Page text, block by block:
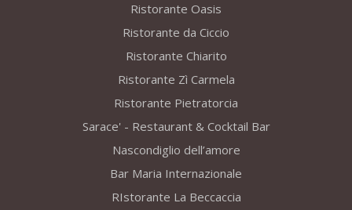
Ristorante Oasis
Ristorante da Ciccio
Ristorante Chiarito
Ristorante Zì Carmela
Ristorante Pietratorcia
Sarace' - Restaurant & Cocktail Bar
Nascondiglio dell’amore
Bar Maria Internazionale
RIstorante La Beccaccia